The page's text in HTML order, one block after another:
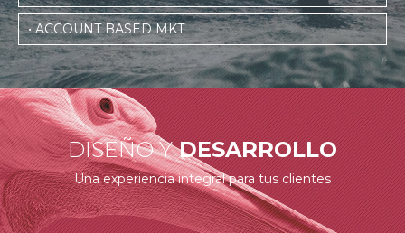
• ACCOUNT BASED MKT
DISEÑO Y DESARROLLO
Una experiencia integral para tus clientes